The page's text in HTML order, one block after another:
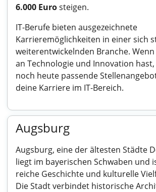
6.000 Eurosteigen.
IT-Berufe bieten ausgezeichnete
Karrieremöglichkeiten in einer sich
weiterentwickelnden Branche.
an Technologie und Innovation
noch heute passende
deine Karriere im IT-Bereich.
Augsburg
Augsburg, eine der ältesten Städte
liegt im bayerischen Schwaben und
reiche Geschichte und kulturelle
Die Stadt verbindet historische